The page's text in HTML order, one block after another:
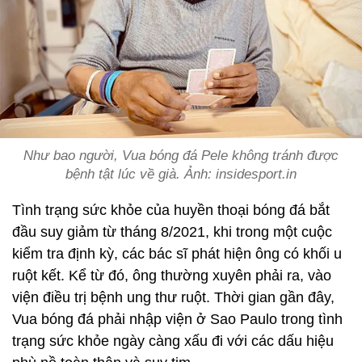
Như bao người, Vua bóng đá Pele không tránh được
bệnh tật lúc về già. Ảnh: insidesport.in
Tình trạng sức khỏe của huyền thoại bóng đá bắt
đầu suy giảm từ tháng 8/2021, khi trong một cuộc
kiểm tra định kỳ, các bác sĩ phát hiện ông có khối u
ruột kết. Kể từ đó, ông thường xuyên phải ra, vào
viện điều trị bệnh ung thư ruột. Thời gian gần đây,
Vua bóng đá phải nhập viện ở Sao Paulo trong tình
trạng sức khỏe ngày càng xấu đi với các dấu hiệu